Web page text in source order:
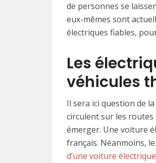
de personnes se
eux-mêmes sont
électriques fiables,
Les
véhicules
Il sera ici question de
circulent sur les routes
émerger. Une voiture
français. Néanmoins,
d’une voiture électrique